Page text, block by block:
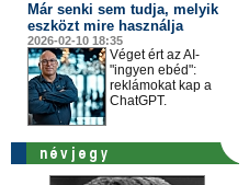
Már senki sem tudja, melyik
eszközt mire használja
2026-02-10 18:35
Véget ért az AI-
"ingyen ebéd":
reklámokat kap a
ChatGPT.